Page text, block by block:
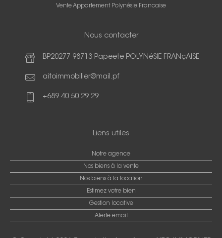
Vente Appartement Polynésie Francaise
Nous contacter
BP20277 98713 Papeete POLYNéSIE FRANçAISE
aitoimmobilier@mail.pf
+689 40 50 29 29
Liens utiles
Notre agence
Nos biens à la vente
Nos biens à la location
Estimez votre bien
Gestion locative
Alerte email